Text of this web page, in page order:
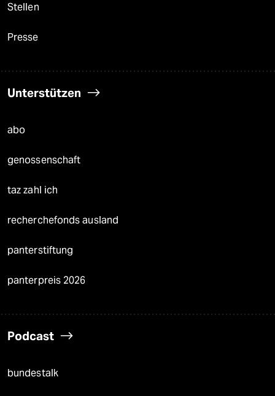
Stellen
Presse
Unterstützen
abo
genossenschaft
taz zahl ich
recherchefonds ausland
panterstiftung
panterpreis 2026
Podcast
bundestalk